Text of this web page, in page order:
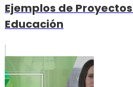
Ejemplos de
Educación